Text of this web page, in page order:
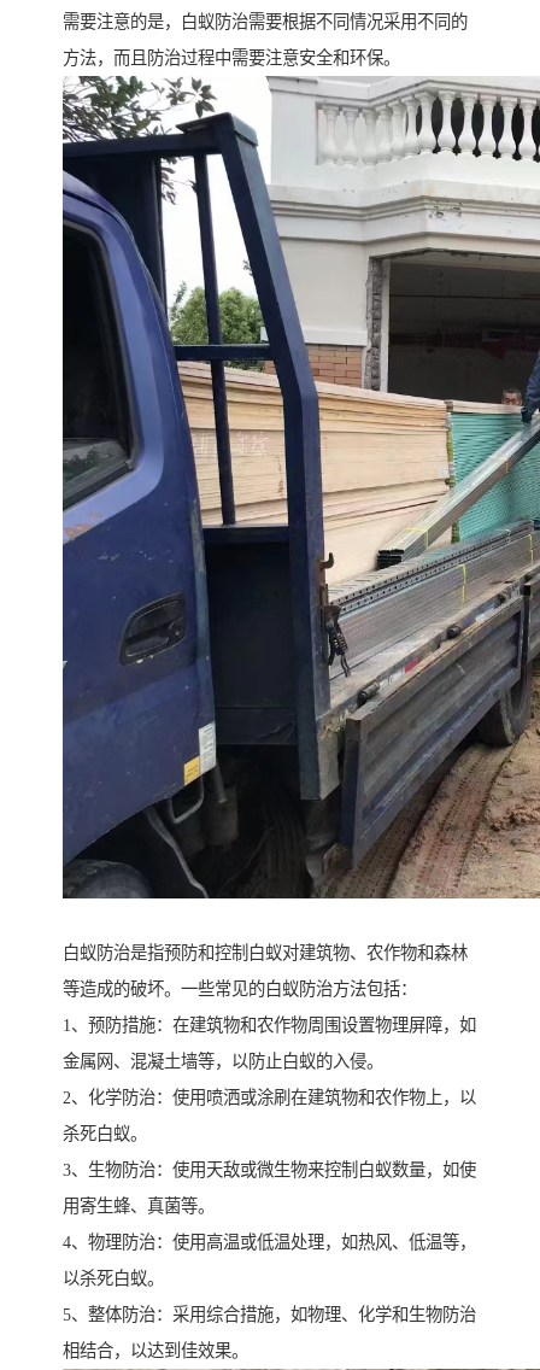
需要注意的是，白蚁防治需要根据不同情况采用不同的
方法，而且防治过程中需要注意安全和环保。
白蚁防治是指预防和控制白蚁对建筑物、农作物和森林
等造成的破坏。一些常见的白蚁防治方法包括：
1、预防措施：在建筑物和农作物周围设置物理屏障，如
金属网、混凝土墙等，以防止白蚁的入侵。
2、化学防治：使用喷洒或涂刷在建筑物和农作物上，以
杀死白蚁。
3、生物防治：使用天敌或微生物来控制白蚁数量，如使
用寄生蜂、真菌等。
4、物理防治：使用高温或低温处理，如热风、低温等，
以杀死白蚁。
5、整体防治：采用综合措施，如物理、化学和生物防治
相结合，以达到佳效果。